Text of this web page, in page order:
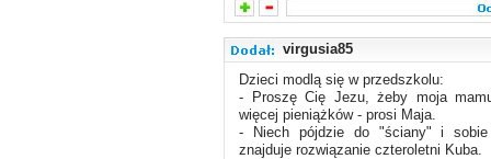
virgusia85
Dzieci modlą się w przedszkolu:
- Proszę Cię Jezu, żeby moja
więcej pieniążków - prosi Maja.
- Niech pójdzie do "ściany" i
znajduje rozwiązanie czteroletni Kuba.